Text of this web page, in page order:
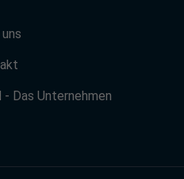
- Das Unternehmen